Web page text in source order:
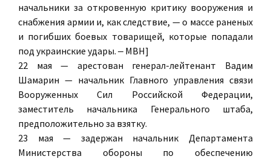
начальники за откровенную критику вооружения и
снабжения армии и, как следствие, — о массе раненых
и погибших боевых товарищей, которые попадали
под украинские удары. ‒ МВН]
22 мая — арестован генерал-лейтенант Вадим
Шамарин — начальник Главного управления связи
Вооруженных Сил Российской Федерации,
заместитель начальника Генерального штаба,
предположительно за взятку.
23 мая — задержан начальник Департамента
Министерства обороны по обеспечению